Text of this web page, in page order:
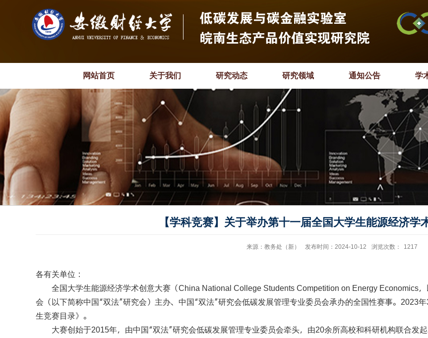
网站首页 关于我们 研究动态 研究领域 通知公告 学
【学科竞赛】关于举办第十一届全国大学生能源经济学
来源：教务处（新） 发布时间：2024-10-12 浏览次数： 1217
各有关单位：
全国大学生能源经济学术创意大赛（China National College Students Competition on Energy Economics
会（以下简称中国“双法”研究会）主办、中国“双法”研究会低碳发展管理专业委员会承办的全国性赛事。
2023年
生竞赛目录》。
大赛创始于2015年，由中国“双法”研究会低碳发展管理专业委员会牵头，由20余所高校和科研机构联合发